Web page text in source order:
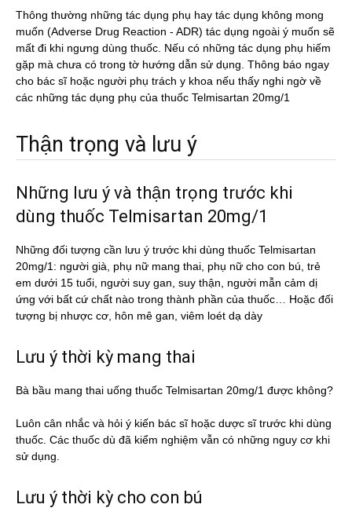
Thông thường những tác dụng phụ hay tác dụng không mong
muốn (Adverse Drug Reaction - ADR) tác dụng ngoài ý muốn sẽ
mất đi khi ngưng dùng thuốc. Nếu có những tác dụng phụ hiếm
gặp mà chưa có trong tờ hướng dẫn sử dụng. Thông báo ngay
cho bác sĩ hoặc người phụ trách y khoa nếu thấy nghi ngờ về
các những tác dụng phụ của thuốc Telmisartan 20mg/1
Thận trọng và lưu ý
Những lưu ý và thận trọng trước khi
dùng thuốc Telmisartan 20mg/1
Những đối tượng cần lưu ý trước khi dùng thuốc Telmisartan
20mg/1: người già, phụ nữ mang thai, phụ nữ cho con bú, trẻ
em dưới 15 tuổi, người suy gan, suy thận, người mẫn cảm dị
ứng với bất cứ chất nào trong thành phần của thuốc… Hoặc đối
tượng bị nhược cơ, hôn mê gan, viêm loét dạ dày
Lưu ý thời kỳ mang thai
Bà bầu mang thai uống thuốc Telmisartan 20mg/1 được không?
Luôn cân nhắc và hỏi ý kiến bác sĩ hoặc dược sĩ trước khi dùng
thuốc. Các thuốc dù đã kiểm nghiệm vẫn có những nguy cơ khi
sử dụng.
Lưu ý thời kỳ cho con bú